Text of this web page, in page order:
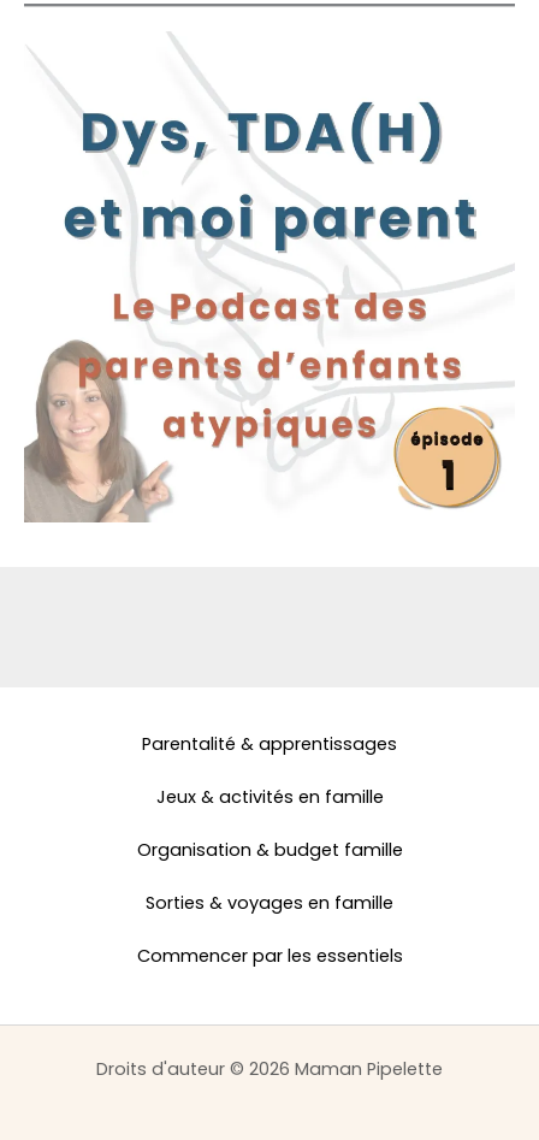
Parentalité & apprentissages
Jeux & activités en famille
Organisation & budget famille
Sorties & voyages en famille
Commencer par les essentiels
Droits d'auteur © 2026 Maman Pipelette